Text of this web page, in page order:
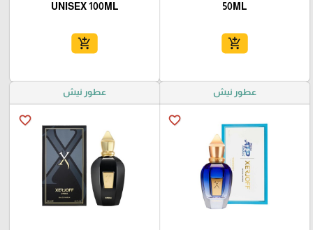
50ML
add_shopping_cart
UNISEX 100ML
add_shopping_cart
عطور نيش
favorite_border
عطور نيش
favorite_border